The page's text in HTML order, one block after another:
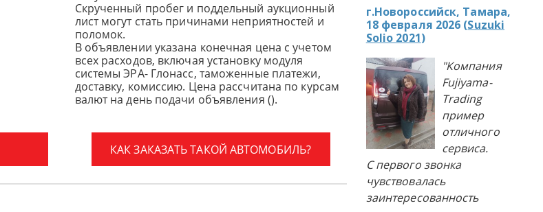
Скрученный пробег и поддельный аукционный
лист могут стать причинами неприятностей и
поломок.
В объявлении указана конечная цена с учетом
всех расходов, включая установку модуля
системы ЭРА- Глонасс, таможенные платежи,
доставку, комиссию. Цена рассчитана по курсам
валют на день подачи объявления ().
КАК ЗАКАЗАТЬ ТАКОЙ АВТОМОБИЛЬ?
г.Новороссийск, Тамара,
18 февраля 2026 (Suzuki
Solio 2021)
"Компания
Fujiyama-
Trading
пример
отличного
сервиса.
С первого звонка
чувствовалась
заинтересованность